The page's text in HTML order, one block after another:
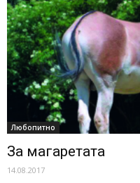
Любопитно
За магаретата
14.08.2017